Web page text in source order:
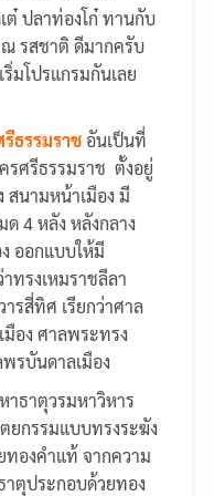
ต๋ ปลาท่องโก๋ ทานกับ
รสชาติ ดีมากครับ
มโปรแกรมกันเลย
ธรรมราชอันเป็นที่
รศรีธรรมราช ตั้งอยู่
สนามหน้าเมือง มี
4 หลัง หลังกลาง
ออกแบบให้มี
ทรงเหมราชลีลา
รสี่ทิศ เรียกว่าศาล
อง ศาลพระทรง
รบันดาลเมือง
าธาตุวรมหาวิหาร
ยกรรมแบบทรงระฆัง
ทองคำแท้ จากความ
าตุประกอบด้วยทอง